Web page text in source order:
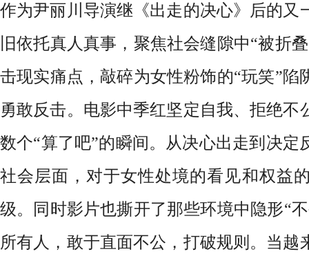
作为尹丽川导演继《出走的决心》后的又
旧依托真人真事，聚焦社会缝隙中“被折
击现实痛点，敲碎为女性粉饰的“玩笑”陷
勇敢反击。电影中季红坚定自我、拒绝不
数个“算了吧”的瞬间。从决心出走到决定
社会层面，对于女性处境的看见和权益
级。同时影片也撕开了那些环境中隐形“
所有人，敢于直面不公，打破规则。当越